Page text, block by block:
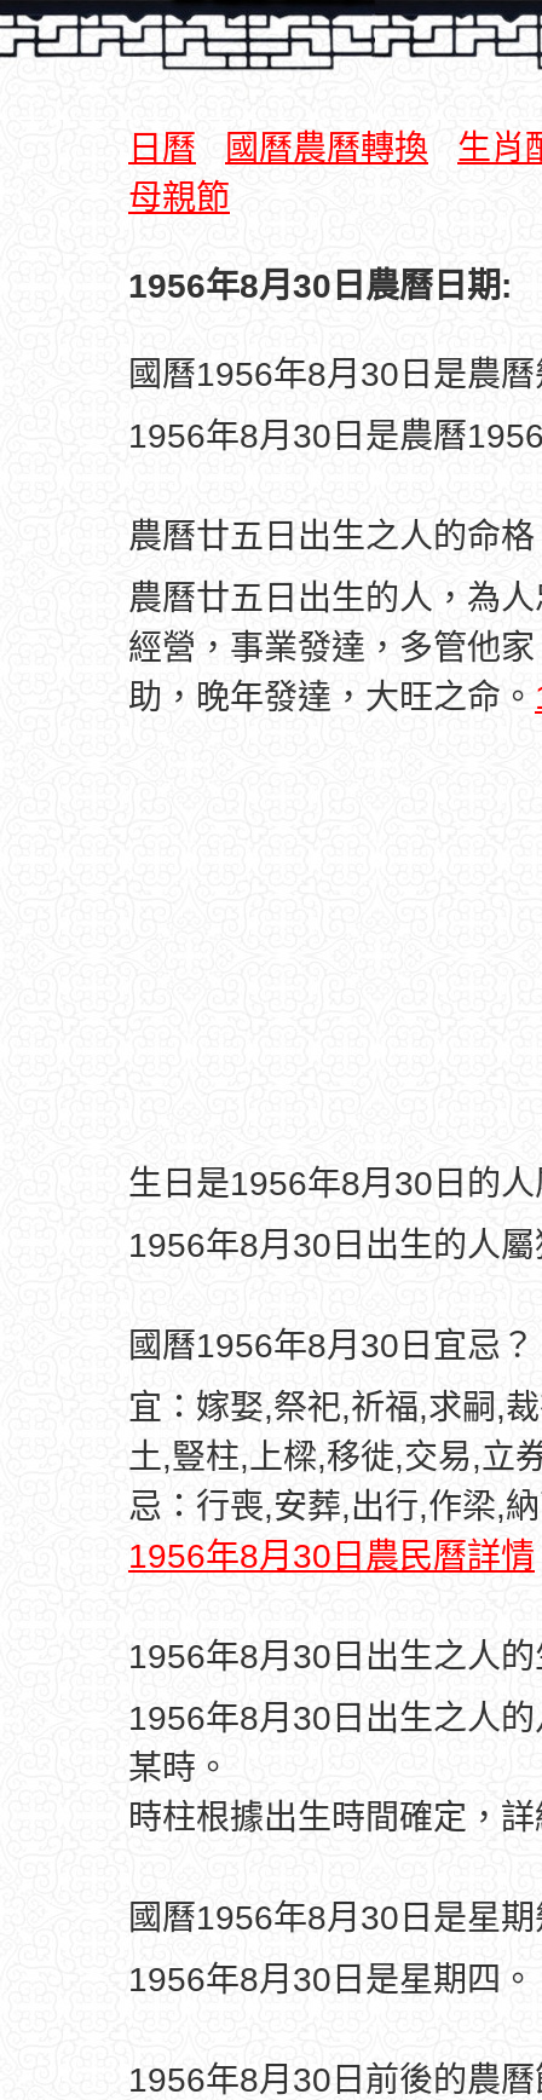
日曆 國曆農曆轉換
生肖
母親節
1956年8月30日農曆日期:
國曆1956年8月30日是農
1956年8月30日是農曆
農曆廿五日出生之人的命
農曆廿五日出生的人，為
經營，事業發達，多管他
助，晚年發達，大旺之命。
生日是1956年8月30日的
1956年8月30日出生的人
國曆1956年8月30日宜忌？
宜：嫁娶,祭祀,祈福,求嗣,
土,豎柱,上樑,移徙,交易,立
忌：行喪,安葬,出行,作梁,
1956年8月30日農民曆詳情
1956年8月30日出生之人
1956年8月30日出生之人
某時。
時柱根據出生時間確定，
國曆1956年8月30日是星
1956年8月30日是星期四。
1956年8月30日前後的農